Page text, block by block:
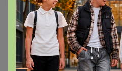
19 января, 2024 20:33
cherries, поддержу. Для